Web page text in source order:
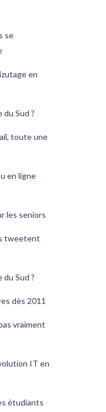
se
en
Sud ?
toute une
en ligne
les seniors
tweetent
Sud ?
dès 2011
vraiment
IT en
étudiants